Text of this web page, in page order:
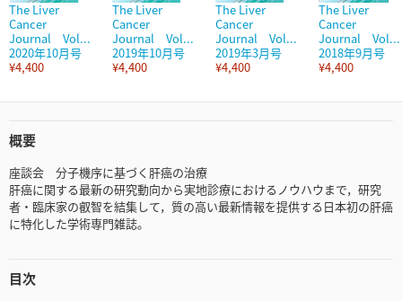
The Liver
Cancer
Journal Vol...
2020年10月号
¥4,400
The Liver
Cancer
Journal Vol...
2019年10月号
¥4,400
The Liver
Cancer
Journal Vol...
2019年3月号
¥4,400
The Liver
Cancer
Journal Vol...
2018年9月号
¥4,400
概要
座談会 分子機序に基づく肝癌の治療
肝癌に関する最新の研究動向から実地診療におけるノウハウまで，研究
者・臨床家の叡智を結集して，質の高い最新情報を提供する日本初の肝癌
に特化した学術専門雑誌。
目次